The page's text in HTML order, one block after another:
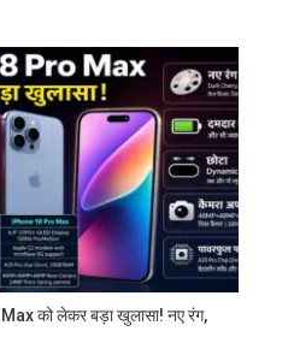
को लेकर बड़ा खुलासा! नए रंग,